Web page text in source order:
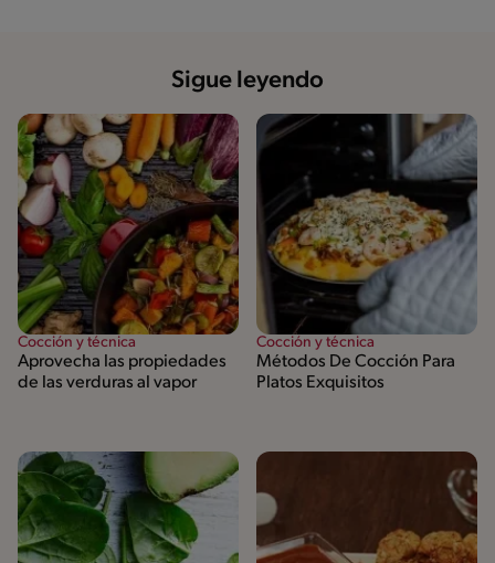
Sigue leyendo
Cocción y técnica
Aprovecha las propiedades
de las verduras al vapor
Cocción y técnica
Métodos De Cocción Para
Platos Exquisitos